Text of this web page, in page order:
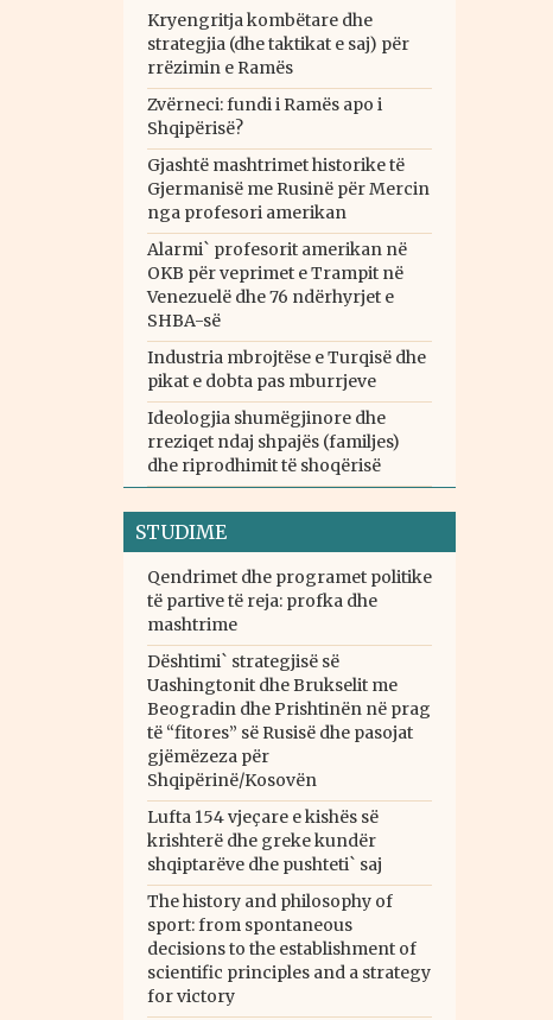
Kryengritja kombëtare dhe
strategjia (dhe taktikat e saj) për
rrëzimin e Ramës
Zvërneci: fundi i Ramës apo i
Shqipërisë?
Gjashtë mashtrimet historike të
Gjermanisë me Rusinë për Mercin
nga profesori amerikan
Alarmi` profesorit amerikan në
OKB për veprimet e Trampit në
Venezuelë dhe 76 ndërhyrjet e
SHBA-së
Industria mbrojtëse e Turqisë dhe
pikat e dobta pas mburrjeve
Ideologjia shumëgjinore dhe
rreziqet ndaj shpajës (familjes)
dhe riprodhimit të shoqërisë
STUDIME
Qendrimet dhe programet politike
të partive të reja: profka dhe
mashtrime
Dështimi` strategjisë së
Uashingtonit dhe Brukselit me
Beogradin dhe Prishtinën në prag
të “fitores” së Rusisë dhe pasojat
gjëmëzeza për
Shqipërinë/Kosovën
Lufta 154 vjeçare e kishës së
krishterë dhe greke kundër
shqiptarëve dhe pushteti` saj
The history and philosophy of
sport: from spontaneous
decisions to the establishment of
scientific principles and a strategy
for victory